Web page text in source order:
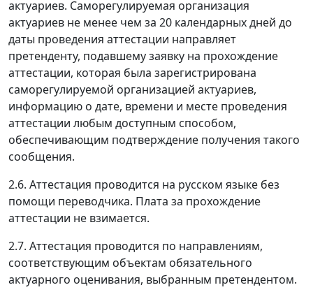
актуариев. Саморегулируемая организация
актуариев не менее чем за 20 календарных дней до
даты проведения аттестации направляет
претенденту, подавшему заявку на прохождение
аттестации, которая была зарегистрирована
саморегулируемой организацией актуариев,
информацию о дате, времени и месте проведения
аттестации любым доступным способом,
обеспечивающим подтверждение получения такого
сообщения.
2.6. Аттестация проводится на русском языке без
помощи переводчика. Плата за прохождение
аттестации не взимается.
2.7. Аттестация проводится по направлениям,
соответствующим объектам обязательного
актуарного оценивания, выбранным претендентом.